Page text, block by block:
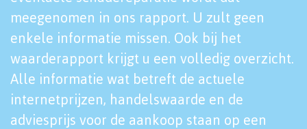
meegenomen in ons rapport. U zult geen
enkele informatie missen. Ook bij het
waarderapport krijgt u een volledig overzicht.
Alle informatie wat betreft de actuele
internetprijzen, handelswaarde en de
adviesprijs voor de aankoop staan op een